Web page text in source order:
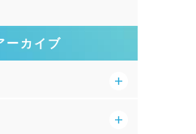
ーカイブ